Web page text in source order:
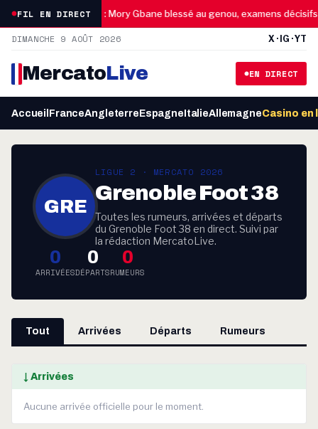
FIL EN DIRECT
10:45 Reims : Mory Gbane blessé au genou, examens décisifs
DIMANCHE 9 AOÛT 2026 X · IG · YT
MercatoLive EN DIRECT
Accueil FranceAngleterreEspagneItalieAllemagneCasino en
GRE
LIGUE 2 · MERCATO 2026
Grenoble Foot 38
Toutes les rumeurs, arrivées et départs
du Grenoble Foot 38 en direct. Suivi par
la rédaction MercatoLive.
0
ARRIVÉES
0
DÉPARTS
0
RUMEURS
Tout Arrivées Départs Rumeurs
↓ Arrivées
Aucune arrivée officielle pour le moment.